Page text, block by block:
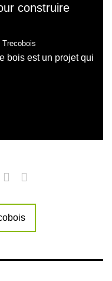
construire
bois est un projet qui